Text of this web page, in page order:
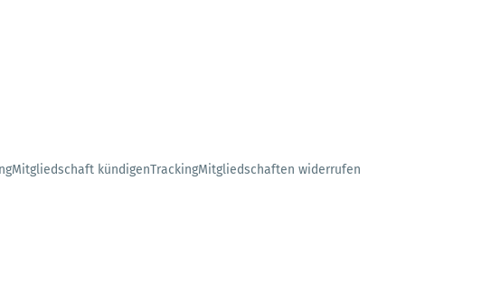
Mitgliedschaft kündigenTrackingMitgliedschaften widerrufen